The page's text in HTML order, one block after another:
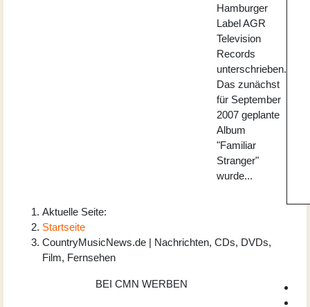
Hamburger
Label AGR
Television
Records
unterschrieben.
Das zunächst
für September
2007 geplante
Album
"Familiar
Stranger"
wurde...
Aktuelle Seite:
Startseite
CountryMusicNews.de | Nachrichten, CDs, DVDs,
Film, Fernsehen
BEI CMN WERBEN